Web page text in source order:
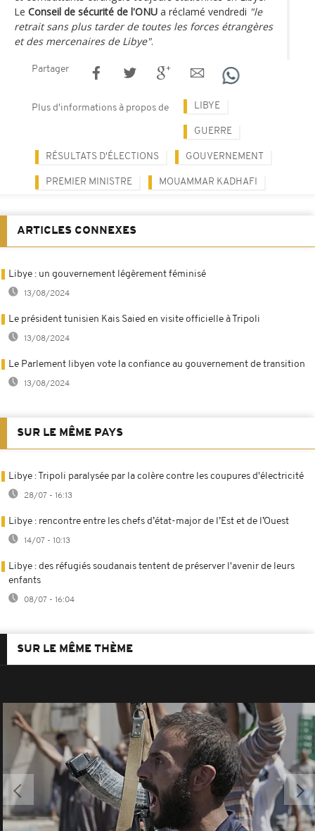
Le Conseil de sécurité de l'ONU a réclamé vendredi "le
retrait sans plus tarder de toutes les forces étrangères
et des mercenaires de Libye".
Partager
Plus d'informations à propos de LIBYE
GUERRE
RÉSULTATS D'ÉLECTIONS GOUVERNEMENT
PREMIER MINISTRE MOUAMMAR KADHAFI
ARTICLES CONNEXES
Libye : un gouvernement légèrement féminisé
13/08/2024
Le président tunisien Kais Saied en visite officielle à Tripoli
13/08/2024
Le Parlement libyen vote la confiance au gouvernement de transition
13/08/2024
SUR LE MÊME PAYS
Libye : Tripoli paralysée par la colère contre les coupures d'électricité
28/07 - 16:13
Libye : rencontre entre les chefs d’état-major de l’Est et de l’Ouest
14/07 - 10:13
Libye : des réfugiés soudanais tentent de préserver l'avenir de leurs
enfants
08/07 - 16:04
SUR LE MÊME THÈME